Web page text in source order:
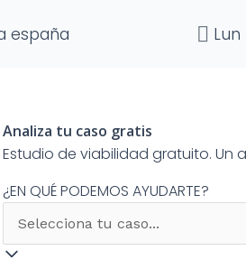
españa Lun
Analiza tu caso gratis
Estudio de viabilidad gratuito. Un
¿EN QUÉ PODEMOS AYUDARTE?